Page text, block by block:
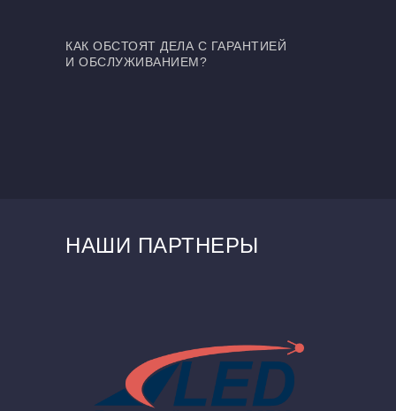
КАК ОБСТОЯТ ДЕЛА С ГАРАНТИЕЙ
И ОБСЛУЖИВАНИЕМ?
НАШИ ПАРТНЕРЫ